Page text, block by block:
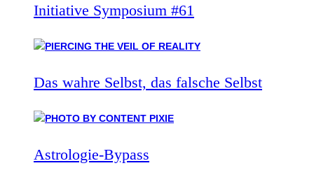
Initiative Symposium #61
Das wahre Selbst, das falsche Selbst
Astrologie-Bypass